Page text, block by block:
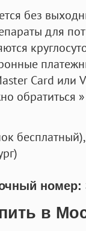
без
для
Card или
обратиться
бесплатный),
номер:
в